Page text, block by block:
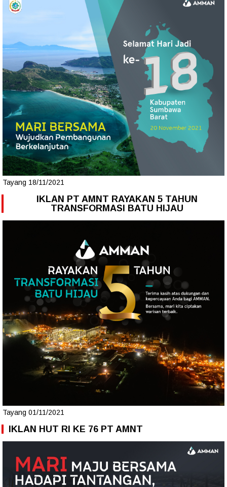
Tayang 18/11/2021
IKLAN PT AMNT RAYAKAN 5 TAHUN
TRANSFORMASI BATU HIJAU
Tayang 01/11/2021
IKLAN HUT RI KE 76 PT AMNT